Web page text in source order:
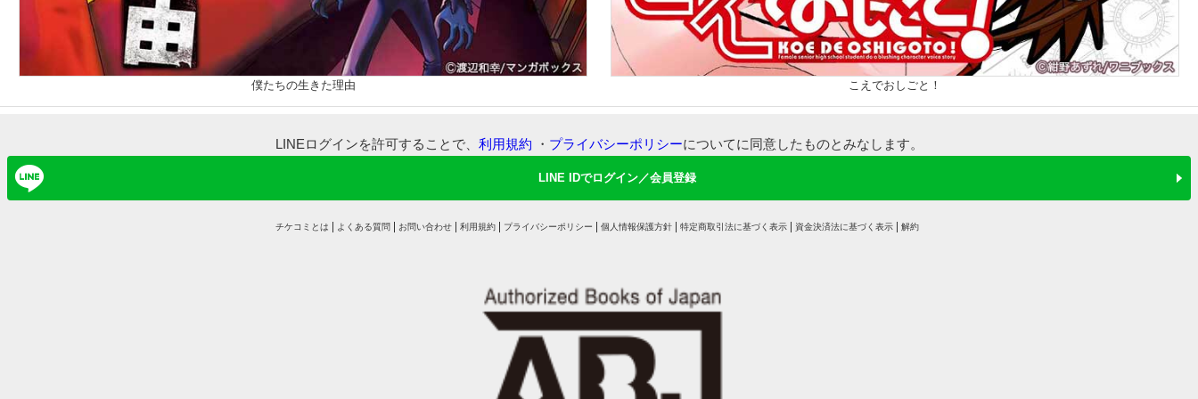
僕たちの生きた理由 こえでおしごと！
LINEログインを許可することで、 利用規約 ・ プライバシーポリシーについてに同意したものとみなします。
LINE IDでログイン／会員登録
チケコミとは よくある質問 お問い合わせ 利用規約 プライバシーポリシー 個人情報保護方針 特定商取引法に基づく表示 資金決済法に基づく表示 解約